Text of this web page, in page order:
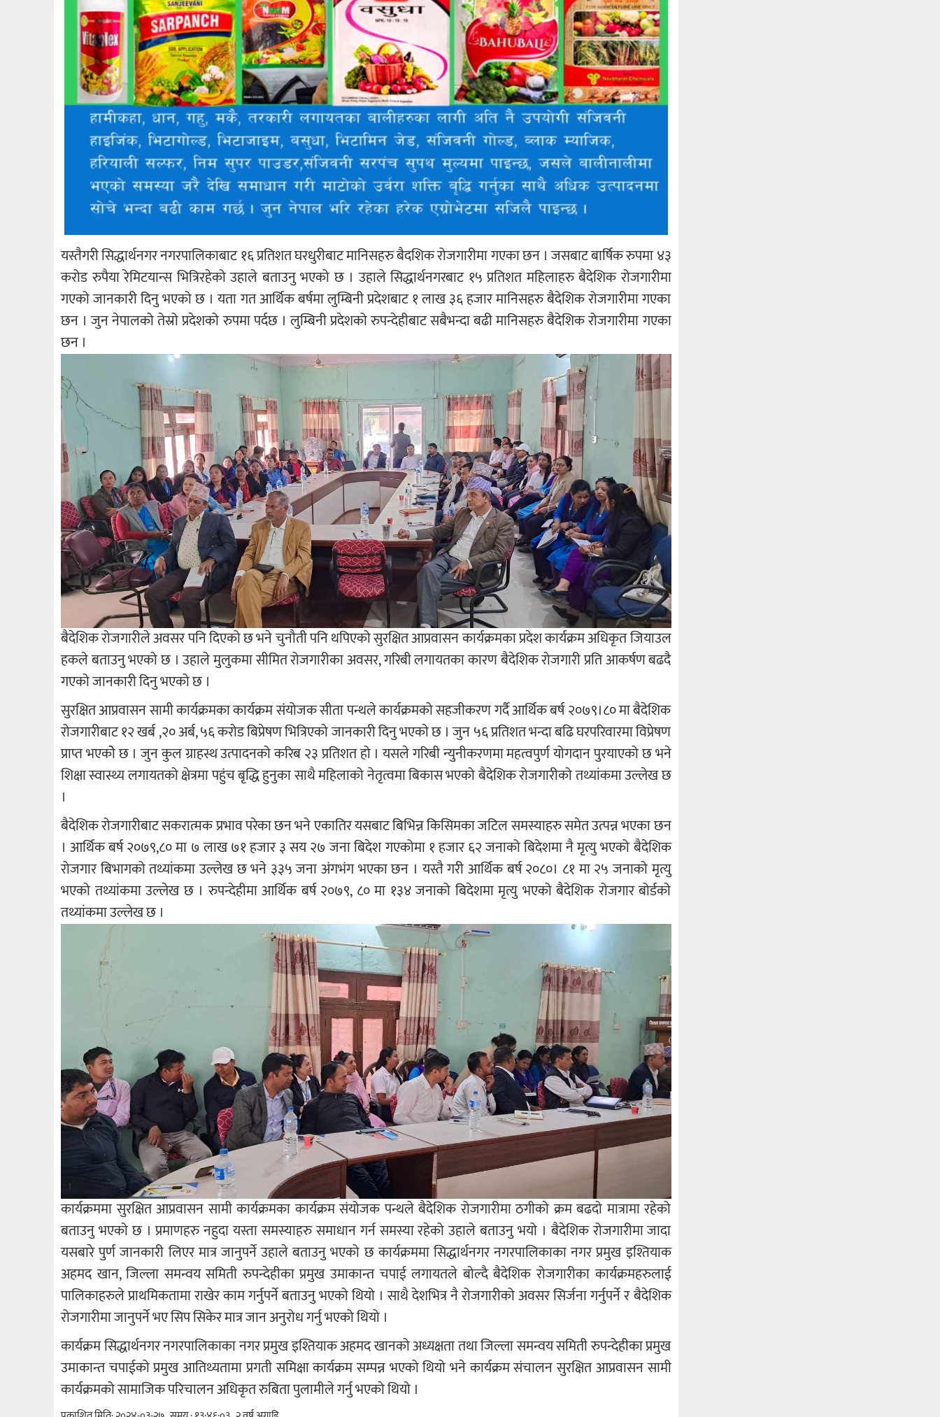
यस्तैगरी सिद्धार्थनगर नगरपालिकाबाट १६ प्रतिशत घरधुरीबाट मानिसहरु बैदशिक रोजगारीमा गएका छन । जसबाट बार्षिक रुपमा ४३
करोड रुपैया रेमिटयान्स भित्रिरहेको उहाले बताउनु भएको छ । उहाले सिद्धार्थनगरबाट १५ प्रतिशत महिलाहरु बैदेशिक रोजगारीमा
गएको जानकारी दिनु भएको छ । यता गत आर्थिक बर्षमा लुम्बिनी प्रदेशबाट १ लाख ३६ हजार मानिसहरु बैदेशिक रोजगारीमा गएका
छन । जुन नेपालको तेस्रो प्रदेशको रुपमा पर्दछ । लुम्बिनी प्रदेशको रुपन्देहीबाट सबैभन्दा बढी मानिसहरु बैदेशिक रोजगारीमा गएका
छन ।
बैदेशिक रोजगारीले अवसर पनि दिएको छ भने चुनौती पनि थपिएको सुरक्षित आप्रवासन कार्यक्रमका प्रदेश कार्यक्रम अधिकृत जियाउल
हकले बताउनु भएको छ । उहाले मुलुकमा सीमित रोजगारीका अवसर, गरिबी लगायतका कारण बैदेशिक रोजगारी प्रति आकर्षण बढदै
गएको जानकारी दिनु भएको छ ।
सुरक्षित आप्रवासन सामी कार्यक्रमका कार्यक्रम संयोजक सीता पन्थले कार्यक्रमको सहजीकरण गर्दै आर्थिक बर्ष २०७९।८० मा बैदेशिक
रोजगारीबाट १२ खर्ब ,२० अर्ब, ५६ करोड बिप्रेषण भित्रिएको जानकारी दिनु भएको छ । जुन ५६ प्रतिशत भन्दा बढि घरपरिवारमा विप्रेषण
प्राप्त भएकोे छ । जुन कुल ग्राहस्थ उत्पादनको करिब २३ प्रतिशत हो । यसले गरिबी न्युनीकरणमा महत्वपुर्ण योगदान पुरयाएको छ भने
शिक्षा स्वास्थ्य लगायतको क्षेत्रमा पहुंच बृद्धि हुनुका साथै महिलाको नेतृत्वमा बिकास भएको बैदेशिक रोजगारीको तथ्यांकमा उल्लेख छ
।
बैदेशिक रोजगारीबाट सकरात्मक प्रभाव परेका छन भने एकातिर यसबाट बिभिन्न किसिमका जटिल समस्याहरु समेत उत्पन्न भएका छन
। आर्थिक बर्ष २०७९,८० मा ७ लाख ७१ हजार ३ सय २७ जना बिदेश गएकोमा १ हजार ६२ जनाको बिदेशमा नै मृत्यु भएको बैदेशिक
रोजगार बिभागको तथ्यांकमा उल्लेख छ भने ३३५ जना अंगभंग भएका छन । यस्तै गरी आर्थिक बर्ष २०८०। ८१ मा २५ जनाको मृत्यु
भएको तथ्यांकमा उल्लेख छ । रुपन्देहीमा आर्थिक बर्ष २०७९, ८० मा १३४ जनाको बिदेशमा मृत्यु भएको बैदेशिक रोजगार बोर्डको
तथ्यांकमा उल्लेख छ ।
कार्यक्रममा सुरक्षित आप्रवासन सामी कार्यक्रमका कार्यक्रम संयोजक पन्थले बैदेशिक रोजगारीमा ठगीको क्रम बढदो मात्रामा रहेको
बताउनु भएको छ । प्रमाणहरु नहुदा यस्ता समस्याहरु समाधान गर्न समस्या रहेको उहाले बताउनु भयो । बैदेशिक रोजगारीमा जादा
यसबारे पुर्ण जानकारी लिएर मात्र जानुपर्ने उहाले बताउनु भएको छ कार्यक्रममा सिद्धार्थनगर नगरपालिकाका नगर प्रमुख इश्तियाक
अहमद खान, जिल्ला समन्वय समिती रुपन्देहीका प्रमुख उमाकान्त चपाई लगायतले बोल्दै बैदेशिक रोजगारीका कार्यक्रमहरुलाई
पालिकाहरुले प्राथमिकतामा राखेर काम गर्नुपर्ने बताउनु भएको थियो । साथै देशभित्र नै रोजगारीको अवसर सिर्जना गर्नुपर्ने र बैदेशिक
रोजगारीमा जानुपर्ने भए सिप सिकेर मात्र जान अनुरोध गर्नु भएको थियो ।
कार्यक्रम सिद्धार्थनगर नगरपालिकाका नगर प्रमुख इश्तियाक अहमद खानको अध्यक्षता तथा जिल्ला समन्वय समिती रुपन्देहीका प्रमुख
उमाकान्त चपाईको प्रमुख आतिथ्यतामा प्रगती समिक्षा कार्यक्रम सम्पन्न भएको थियो भने कार्यक्रम संचालन सुरक्षित आप्रवासन सामी
कार्यक्रमको सामाजिक परिचालन अधिकृत रुबिता पुलामीले गर्नु भएको थियो ।